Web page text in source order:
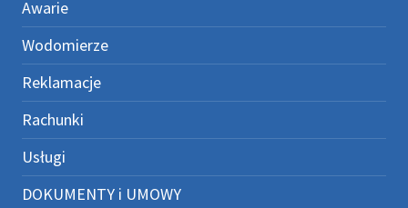
Awarie
Wodomierze
Reklamacje
Rachunki
Usługi
DOKUMENTY i UMOWY